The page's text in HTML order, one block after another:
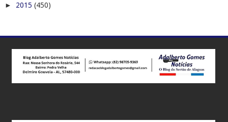
► 2015 (450)